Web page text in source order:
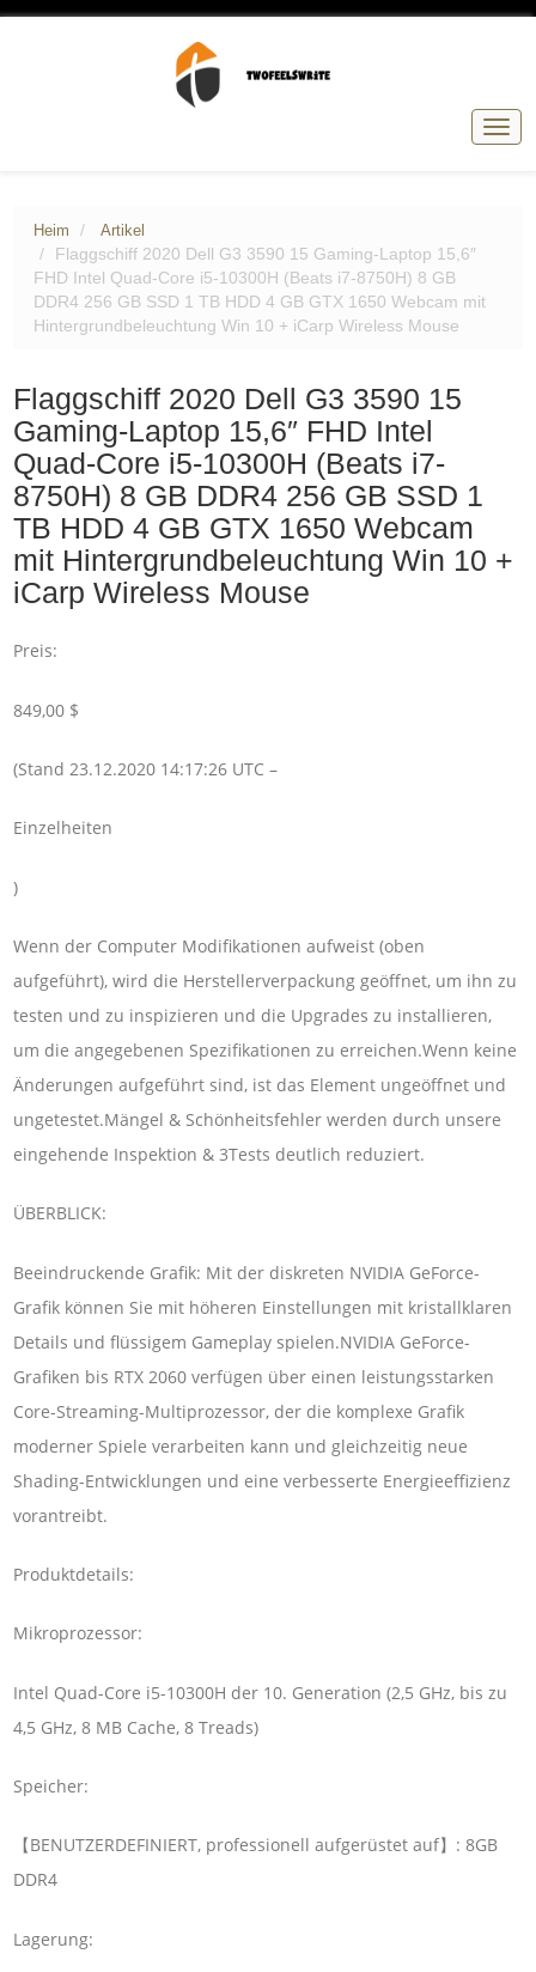
Heim Artikel
Flaggschiff 2020 Dell G3 3590 15 Gaming-Laptop 15,6″
FHD Intel Quad-Core i5-10300H (Beats i7-8750H) 8 GB
DDR4 256 GB SSD 1 TB HDD 4 GB GTX 1650 Webcam mit
Hintergrundbeleuchtung Win 10 + iCarp Wireless Mouse
Flaggschiff 2020 Dell G3 3590 15
Gaming-Laptop 15,6″ FHD Intel
Quad-Core i5-10300H (Beats i7-
8750H) 8 GB DDR4 256 GB SSD 1
TB HDD 4 GB GTX 1650 Webcam
mit Hintergrundbeleuchtung Win 10 +
iCarp Wireless Mouse
Preis:
849,00 $
(Stand 23.12.2020 14:17:26 UTC –
Einzelheiten
)
Wenn der Computer Modifikationen aufweist (oben
aufgeführt), wird die Herstellerverpackung geöffnet, um ihn zu
testen und zu inspizieren und die Upgrades zu installieren,
um die angegebenen Spezifikationen zu erreichen.Wenn keine
Änderungen aufgeführt sind, ist das Element ungeöffnet und
ungetestet.Mängel & Schönheitsfehler werden durch unsere
eingehende Inspektion & 3Tests deutlich reduziert.
ÜBERBLICK:
Beeindruckende Grafik: Mit der diskreten NVIDIA GeForce-
Grafik können Sie mit höheren Einstellungen mit kristallklaren
Details und flüssigem Gameplay spielen.NVIDIA GeForce-
Grafiken bis RTX 2060 verfügen über einen leistungsstarken
Core-Streaming-Multiprozessor, der die komplexe Grafik
moderner Spiele verarbeiten kann und gleichzeitig neue
Shading-Entwicklungen und eine verbesserte Energieeffizienz
vorantreibt.
Produktdetails:
Mikroprozessor:
Intel Quad-Core i5-10300H der 10. Generation (2,5 GHz, bis zu
4,5 GHz, 8 MB Cache, 8 Treads)
Speicher:
【BENUTZERDEFINIERT, professionell aufgerüstet auf】: 8GB
DDR4
Lagerung: